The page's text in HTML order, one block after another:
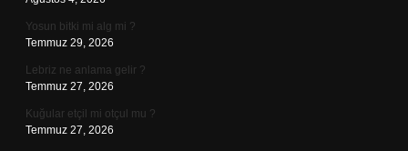
Yosun bitki mi alg mi ?
Temmuz 29, 2026
Lebriz ne anlama gelir ?
Temmuz 27, 2026
Kuğular etçil mi otçul mu ?
Temmuz 27, 2026